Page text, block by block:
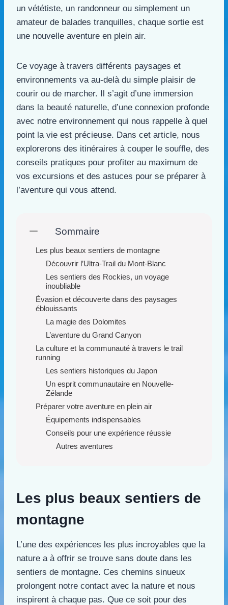
un vététiste, un randonneur ou simplement un
amateur de balades tranquilles, chaque sortie est
une nouvelle aventure en plein air.
Ce voyage à travers différents paysages et
environnements va au-delà du simple plaisir de
courir ou de marcher. Il s’agit d’une immersion
dans la beauté naturelle, d’une connexion profonde
avec notre environnement qui nous rappelle à quel
point la vie est précieuse. Dans cet article, nous
explorerons des itinéraires à couper le souffle, des
conseils pratiques pour profiter au maximum de
vos excursions et des astuces pour se préparer à
l’aventure qui vous attend.
Sommaire
Les plus beaux sentiers de montagne
Découvrir l’Ultra-Trail du Mont-Blanc
Les sentiers des Rockies, un voyage
inoubliable
Évasion et découverte dans des paysages
éblouissants
La magie des Dolomites
L’aventure du Grand Canyon
La culture et la communauté à travers le trail
running
Les sentiers historiques du Japon
Un esprit communautaire en Nouvelle-
Zélande
Préparer votre aventure en plein air
Équipements indispensables
Conseils pour une expérience réussie
Autres aventures
Les plus beaux sentiers de
montagne
L’une des expériences les plus incroyables que la
nature a à offrir se trouve sans doute dans les
sentiers de montagne. Ces chemins sinueux
prolongent notre contact avec la nature et nous
inspirent à chaque pas. Que ce soit pour des